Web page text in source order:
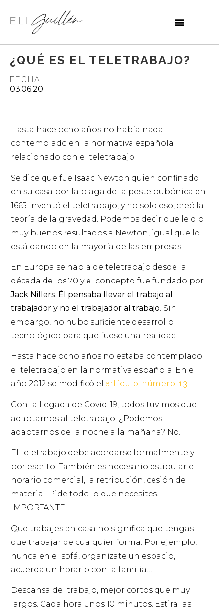
¿QUÉ ES EL TELETRABAJO?
FECHA
03.06.20
Hasta hace ocho años no había nada
contemplado en la normativa española
relacionado con el teletrabajo.
Se dice que fue Isaac Newton quien confinado
en su casa por la plaga de la peste bubónica en
1665 inventó el teletrabajo, y no solo eso, creó la
teoría de la gravedad. Podemos decir que le dio
muy buenos resultados a Newton, igual que lo
está dando en la mayoría de las empresas.
En Europa se habla de teletrabajo desde la
década de los 70 y el concepto fue fundado por
Jack Nillers. Él pensaba llevar el trabajo al
trabajador y no el trabajador al trabajo. Sin
embargo, no hubo suficiente desarrollo
tecnológico para que fuese una realidad.
Hasta hace ocho años no estaba contemplado
el teletrabajo en la normativa española. En el
año 2012 se modificó elartículo número 13 .
Con la llegada de Covid-19, todos tuvimos que
adaptarnos al teletrabajo. ¿Podemos
adaptarnos de la noche a la mañana? No.
El teletrabajo debe acordarse formalmente y
por escrito. También es necesario estipular el
horario comercial, la retribución, cesión de
material. Pide todo lo que necesites.
IMPORTANTE.
Que trabajes en casa no significa que tengas
que trabajar de cualquier forma. Por ejemplo,
nunca en el sofá, organízate un espacio,
acuerda un horario con la familia…
Descansa del trabajo, mejor cortos que muy
largos. Cada hora unos 10 minutos. Estira las